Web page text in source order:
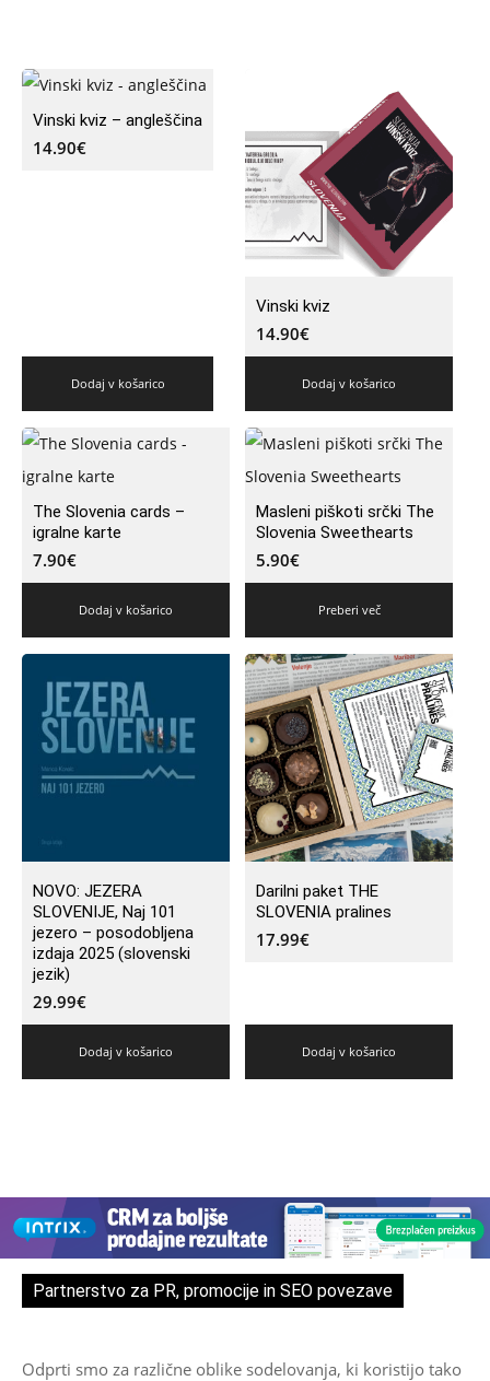
Vinski kviz – angleščina
14.90€
Dodaj v košarico
Vinski kviz
14.90€
Dodaj v košarico
The Slovenia cards –
igralne karte
7.90€
Dodaj v košarico
Masleni piškoti srčki The
Slovenia Sweethearts
5.90€
Preberi več
NOVO: JEZERA
SLOVENIJE, Naj 101
jezero – posodobljena
izdaja 2025 (slovenski
jezik)
29.99€
Dodaj v košarico
Darilni paket THE
SLOVENIA pralines
17.99€
Dodaj v košarico
Partnerstvo za PR, promocije in SEO povezave
Odprti smo za različne oblike sodelovanja, ki koristijo tako